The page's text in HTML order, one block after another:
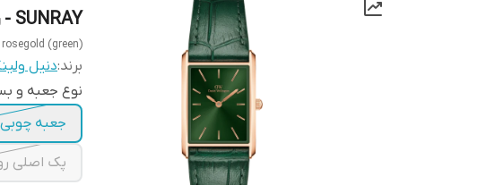
SUNRAY - رزگلد صفحه سبز (زنانه)
(green)
برند:دنیل
نوع جعبه و
جعبه چوبی
پک اصلی روبان